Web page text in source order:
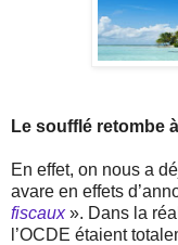
Le soufflé retombe
En effet, on nous a
avare en effets
fiscaux». Dans la
l’OCDE étaient